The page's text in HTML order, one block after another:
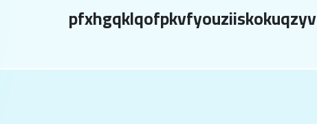
pfxhgqklqofpkvfyouziiskokuqzyv